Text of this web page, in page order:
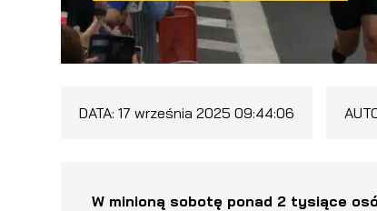
DATA:17 września 2025 09:44:06
W minioną sobotę ponad 2 tysiące